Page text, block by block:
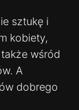
sztukę i
kobiety,
wśród
A
dobrego